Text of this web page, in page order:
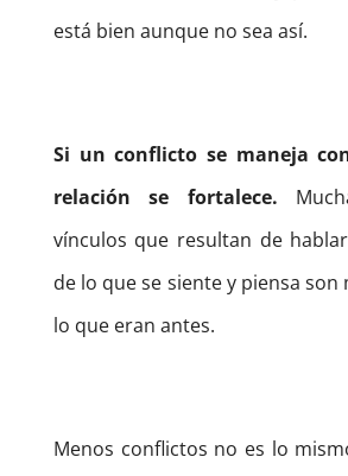
está bien aunque no sea así.
Si un conflicto se maneja
relación se fortalece.
vínculos que resultan de
de lo que se siente y piensa son
lo que eran antes.
Menos conflictos no es lo